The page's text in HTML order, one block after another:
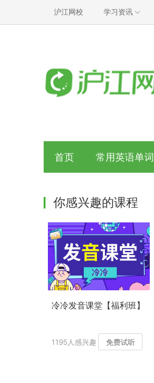
沪江网校 学习资讯
首页 常用英语单词
你感兴趣的课程
冷冷发音课堂【福利班】
1195人感兴趣 免费试听